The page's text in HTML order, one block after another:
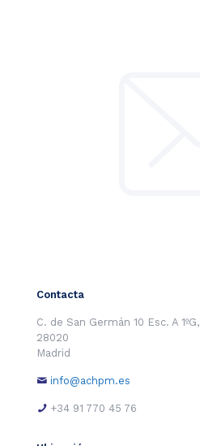
Contacta
C. de San Germán 10 Esc. A 1ºG,
28020
Madrid
info@achpm.es
+34 91 770 45 76